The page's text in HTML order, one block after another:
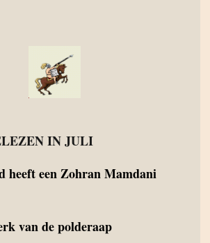
IN JULI
heeft een Zohran Mamdani
van de polderaap